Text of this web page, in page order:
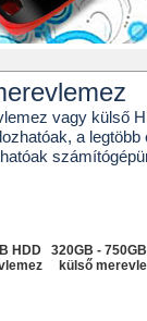
vagy külső
a
HDD
320GB -
külső